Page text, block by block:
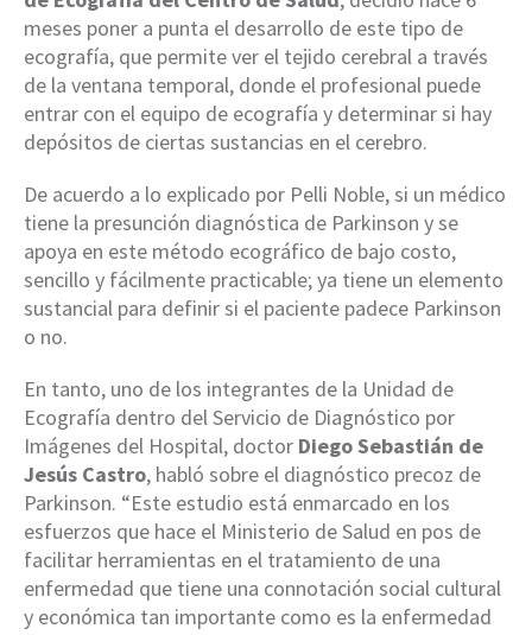
meses poner a punta el desarrollo de este tipo de
ecografía, que permite ver el tejido cerebral a través
de la ventana temporal, donde el profesional puede
entrar con el equipo de ecografía y determinar si hay
depósitos de ciertas sustancias en el cerebro.
De acuerdo a lo explicado por Pelli Noble, si un médico
tiene la presunción diagnóstica de Parkinson y se
apoya en este método ecográfico de bajo costo,
sencillo y fácilmente practicable; ya tiene un elemento
sustancial para definir si el paciente padece Parkinson
o no.
En tanto, uno de los integrantes de la Unidad de
Ecografía dentro del Servicio de Diagnóstico por
Imágenes del Hospital, doctor Diego Sebastián de
Jesús Castro, habló sobre el diagnóstico precoz de
Parkinson. “Este estudio está enmarcado en los
esfuerzos que hace el Ministerio de Salud en pos de
facilitar herramientas en el tratamiento de una
enfermedad que tiene una connotación social cultural
y económica tan importante como es la enfermedad